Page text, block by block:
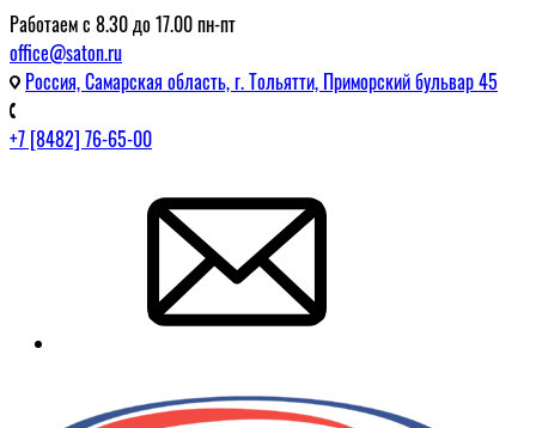
Работаем с 8.30 до 17.00 пн-пт
office@saton.ru
Россия, Самарская область, г. Тольятти, Приморский бульвар 45
+7 [8482] 76-65-00